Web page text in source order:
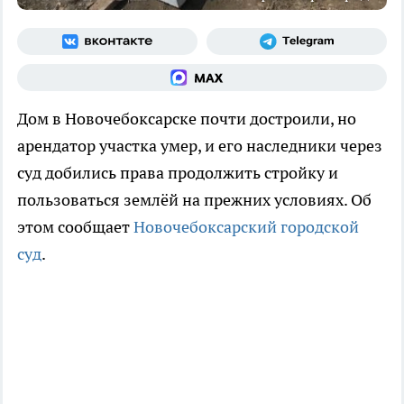
Дом в Новочебоксарске почти достроили, но
арендатор участка умер, и его наследники через
суд добились права продолжить стройку и
пользоваться землёй на прежних условиях. Об
этом сообщаетНовочебоксарский городской
суд.